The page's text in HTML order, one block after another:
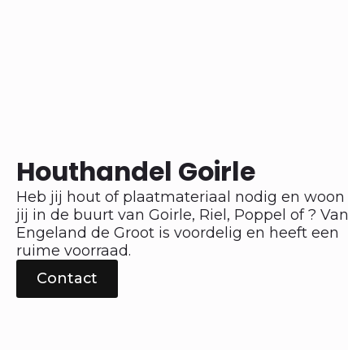
Houthandel Goirle
Heb jij hout of plaatmateriaal nodig en woon
jij in de buurt van Goirle, Riel, Poppel of ? Van
Engeland de Groot is voordelig en heeft een
ruime voorraad.
Contact